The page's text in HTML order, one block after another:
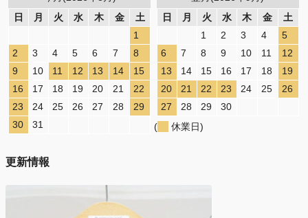
日
月 火 水 木 金
土
1
2
3 4 5 6 7
8
9
10 11 12 13 14
15
16
17 18 19 20 21
22
23
24 25 26 27 28
29
30
31
日
月 火 水 木 金
土
1
2 3 4
5
6
7 8 9 10 11
12
13
14 15 16 17 18
19
20
21 22 23 24 25
26
27
28 29
30
(
休業日)
更新情報